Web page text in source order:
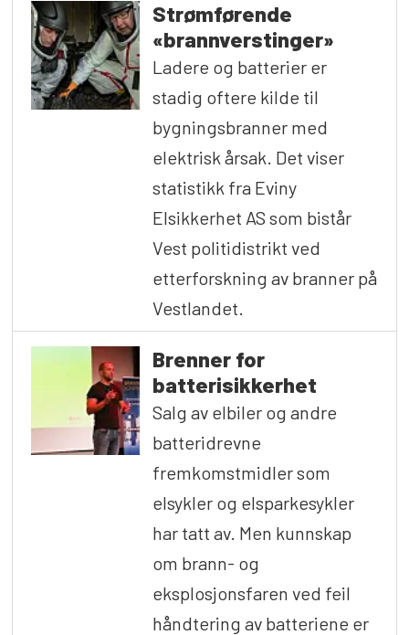
Strømførende
«brannverstinger»
Ladere og batterier er
stadig oftere kilde til
bygningsbranner med
elektrisk årsak. Det viser
statistikk fra Eviny
Elsikkerhet AS som bistår
Vest politidistrikt ved
etterforskning av branner på
Vestlandet.
Brenner for
batterisikkerhet
Salg av elbiler og andre
batteridrevne
fremkomstmidler som
elsykler og elsparkesykler
har tatt av. Men kunnskap
om brann- og
eksplosjonsfaren ved feil
håndtering av batteriene er